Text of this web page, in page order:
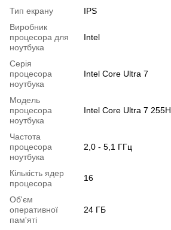
Тип екрану
IPS
Виробник
процесора для
ноутбука
Intel
Серія
процесора
ноутбука
Intel Core Ultra 7
Модель
процесора
ноутбука
Intel Core Ultra 7 255H
Частота
процесора
ноутбука
2,0 - 5,1 ГГц
Кількість ядер
процесора
16
Об'єм
оперативної
пам'яті
24 ГБ